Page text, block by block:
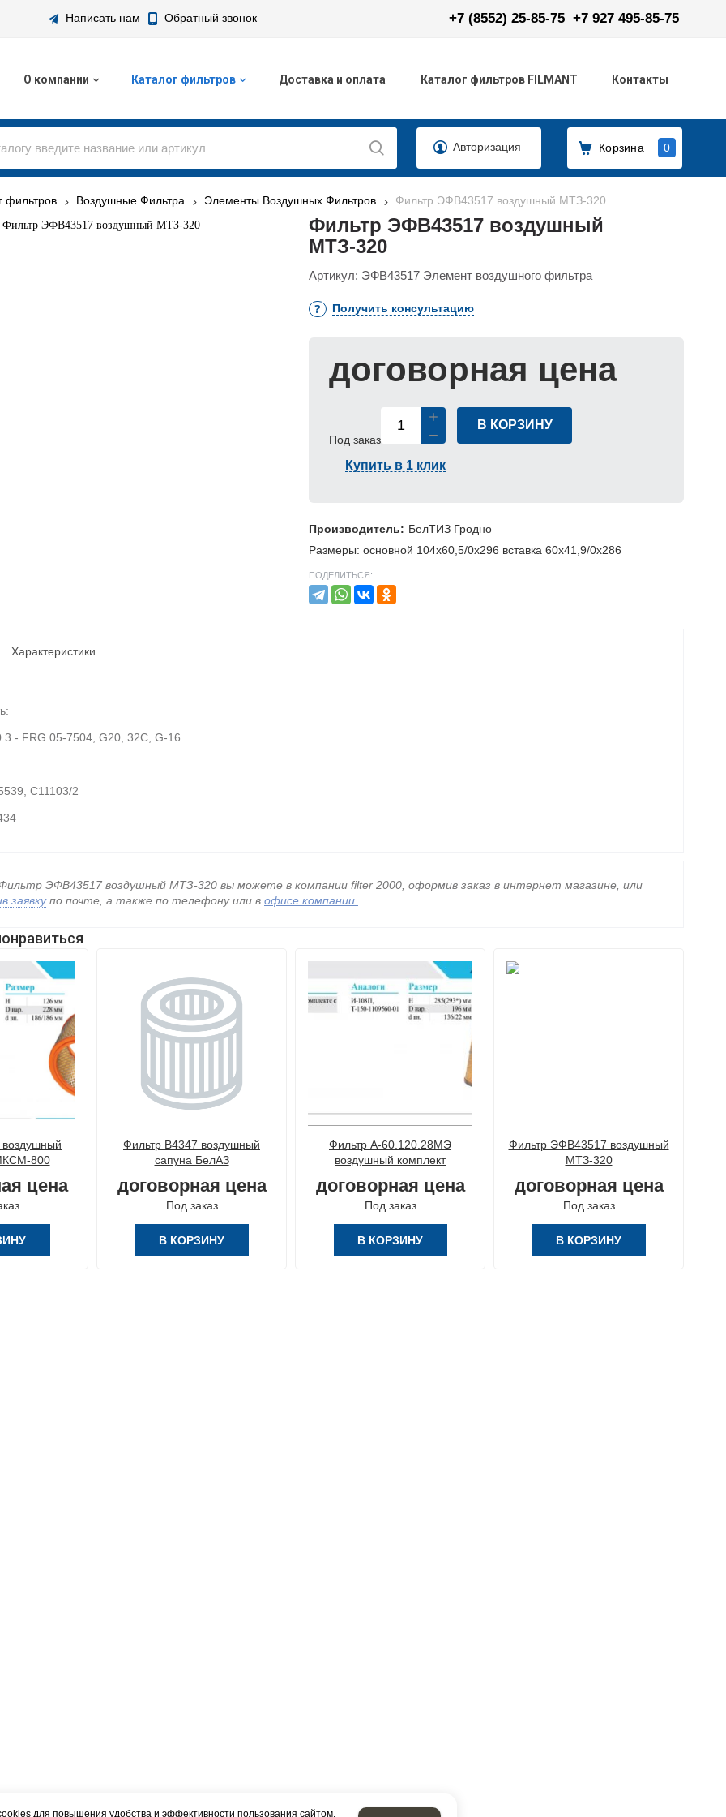
Написать нам Обратный звонок +7 (8552) 25-85-75 +7 927 495-85-75
О компании Каталог фильтров Доставка и оплата Каталог фильтров FILMANT Контакты
Авторизация Корзина 0
фильтров Воздушные Фильтра Элементы Воздушных Фильтров Фильтр ЭФВ43517 воздушный МТЗ-320
Фильтр ЭФВ43517 воздушный
МТЗ-320
Артикул: ЭФВ43517 Элемент воздушного фильтра
Получить консультацию
договорная цена
Под заказ
В КОРЗИНУ
Купить в 1 клик
Производитель: БелТИЗ Гродно
Размеры: основной 104x60,5/0x296 вставка 60x41,9/0x286
ПОДЕЛИТЬСЯ:
Характеристики
- FRG 05-7504, G20, 32C, G-16
C11103/2
ЭФВ43517 воздушный МТЗ-320 вы можете в компании filter 2000, оформив заказ в интернет магазине, или
заявкупо почте, а также по телефонуили в офисе компании
800
цена
Фильтр В4347 воздушный
сапуна БелАЗ
договорная цена
Под заказ
В КОРЗИНУ
Фильтр А-60.120.28МЭ
воздушный комплект
договорная цена
Под заказ
В КОРЗИНУ
Фильтр ЭФВ43517 воздушный
МТЗ-320
договорная цена
Под заказ
В КОРЗИНУ
для повышения удобства и эффективности пользования сайтом.